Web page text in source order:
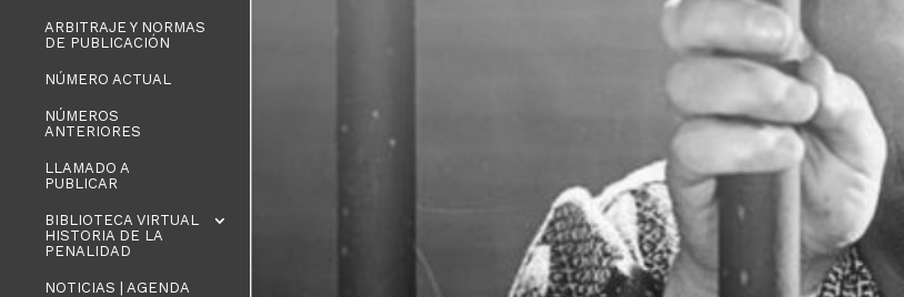
ARBITRAJE Y NORMAS
DE PUBLICACIÓN
NÚMERO ACTUAL
NÚMEROS
ANTERIORES
LLAMADO A
PUBLICAR
BIBLIOTECA VIRTUAL
HISTORIA DE LA
PENALIDAD
NOTICIAS | AGENDA